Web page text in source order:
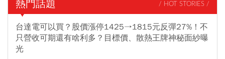
熱門話題 / HOT STORIES /
台達電可以買？股價漲停1425→1815元反彈27%！不
只營收可期還有啥利多？目標價、散熱王牌神秘面紗曝
光